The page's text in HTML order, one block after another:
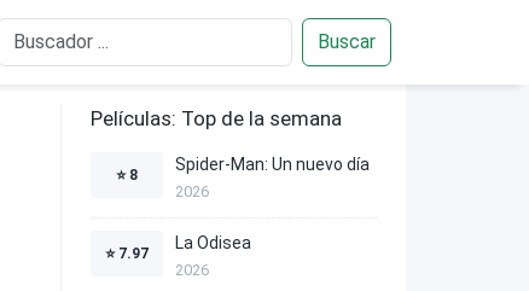
Buscar
Películas: Top de la semana
⭐ 8
Spider-Man: Un nuevo día
2026
⭐ 7.97
La Odisea
2026